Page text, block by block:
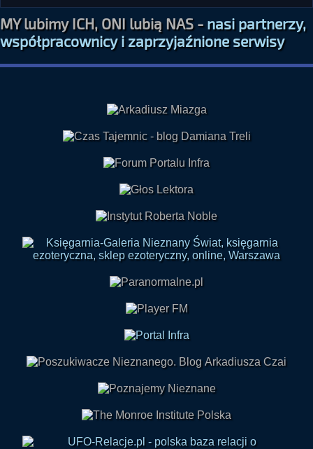
MY lubimy ICH, ONI lubią NAS -nasi partnerzy,
współpracownicy i zaprzyjaźnione serwisy